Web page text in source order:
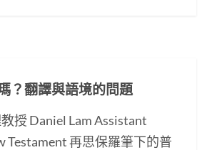
？翻譯與語境的問題
授 Daniel Lam Assistant
Testament 再思保羅筆下的普